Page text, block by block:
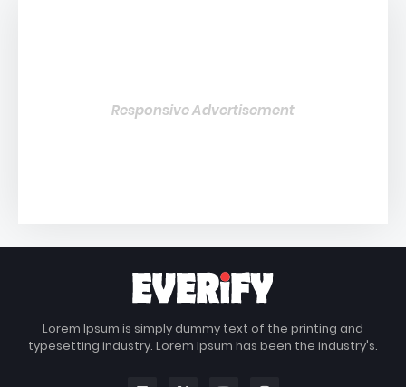
Responsive Advertisement
Lorem Ipsum is simply dummy text of the printing and
typesetting industry. Lorem Ipsum has been the industry's.